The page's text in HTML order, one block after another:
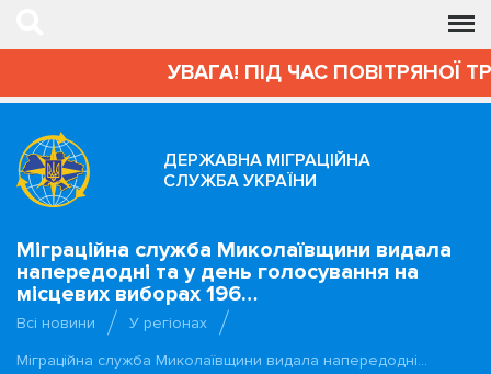
УВАГА! ПІД ЧАС ПОВІТРЯНОЇ
ДЕРЖАВНА МІГРАЦІЙНА
СЛУЖБА УКРАЇНИ
Міграційна служба Миколаївщини видала
напередодні та у день голосування на
місцевих виборах 196…
Всі новини
У регіонах
Міграційна служба Миколаївщини видала напередодні…